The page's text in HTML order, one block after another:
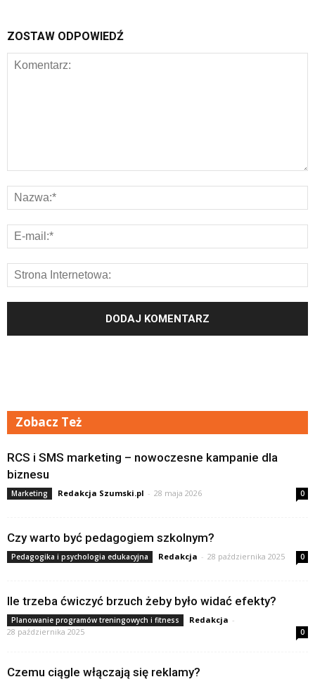
ZOSTAW ODPOWIEDŹ
Zobacz Też
RCS i SMS marketing – nowoczesne kampanie dla
biznesu
Marketing Redakcja Szumski.pl - 28 maja 2026 0
Czy warto być pedagogiem szkolnym?
Pedagogika i psychologia edukacyjna Redakcja - 28 października 2025 0
Ile trzeba ćwiczyć brzuch żeby było widać efekty?
Planowanie programów treningowych i fitness Redakcja -
28 października 2025
0
Czemu ciągle włączają się reklamy?